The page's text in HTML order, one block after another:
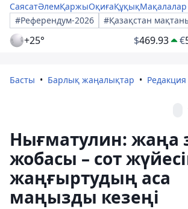
СаясатӘлемҚаржыОқиғаҚұқықМақалалар
#Референдум-2026
#Қазақстан
+25° $469.93 €
Басты Барлық жаңалықтар
Нығматулин: жаңа
жобасы – сот
жаңғыртудың аса
маңызды кезеңі